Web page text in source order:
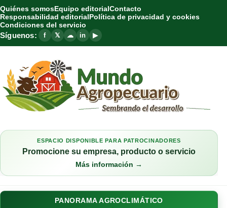
Quiénes somosEquipo editorialContacto
Responsabilidad editorialPolítica de privacidad y cookies
Condiciones del servicio
Síguenos: f 𝕏 ☁ in ▶
ESPACIO DISPONIBLE PARA PATROCINADORES
Promocione su empresa, producto o servicio
Más información →
PANORAMA AGROCLIMÁTICO